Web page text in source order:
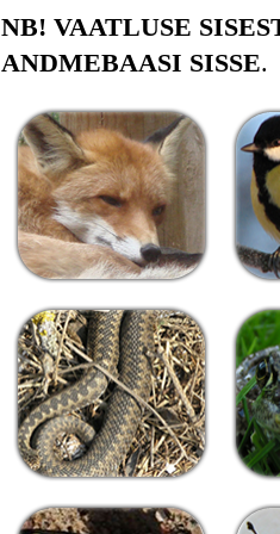
NB! VAATLUSE
ANDMEBAASI SISSE.